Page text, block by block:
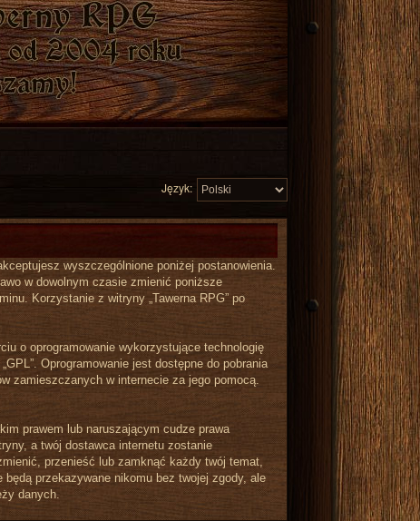
Język:
wyszczególnione poniżej postanowienia.
w dowolnym czasie zmienić poniższe
Korzystanie z witryny „Tawerna RPG” po
o oprogramowanie wykorzystujące technologię
Oprogramowanie jest dostępne do pobrania
zamieszczanych w internecie za jego pomocą.
prawem lub naruszającym cudze prawa
a twój dostawca internetu zostanie
przenieść lub zamknąć każdy twój temat,
przekazywane nikomu bez twojej zgody, ale
danych.